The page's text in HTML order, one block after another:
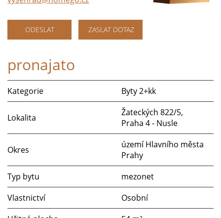
ODESLAT ZASLAT DOTAZ
pronajato
Kategorie Byty 2+kk
Lokalita
Žateckých 822/5,
Praha 4 - Nusle
Okres
území Hlavního města
Prahy
Typ bytu
mezonet
Vlastnictví
Osobní